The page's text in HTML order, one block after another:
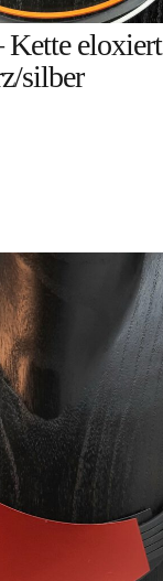
Kette eloxiert
silber